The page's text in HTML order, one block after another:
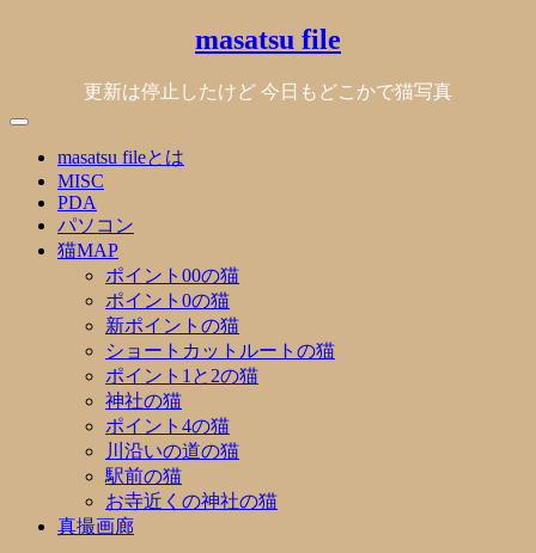
masatsu file
更新は停止したけど 今日もどこかで猫写真
masatsu fileとは
MISC
PDA
パソコン
猫MAP
ポイント00の猫
ポイント0の猫
新ポイントの猫
ショートカットルートの猫
ポイント1と2の猫
神社の猫
ポイント4の猫
川沿いの道の猫
駅前の猫
お寺近くの神社の猫
真撮画廊